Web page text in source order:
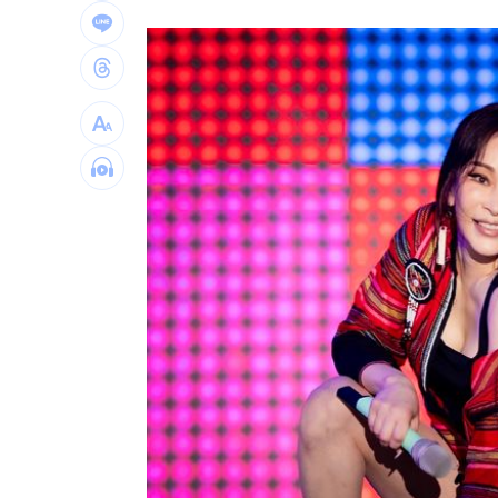
台灣彩券開獎直播中 20:31
LIVE三立+24小時直播 15:27
三立iNEWS新聞台線上直播 18:00
理想混蛋號召粉絲跨海追星吃美食！